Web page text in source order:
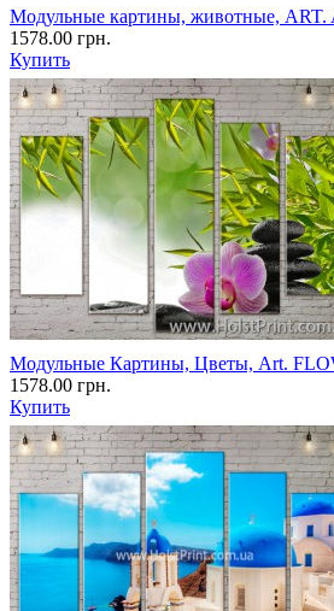
Модульные картины, животные, ART.
1578.00 грн.
Купить
Модульные Картины, Цветы, Art.
1578.00 грн.
Купить